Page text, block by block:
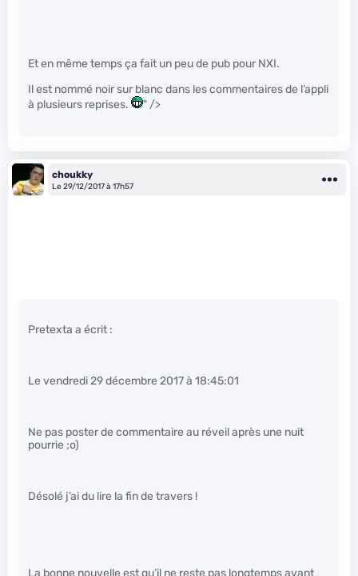
Et en même temps ça fait un peu de pub pour NXI.
Il est nommé noir sur blanc dans les commentaires de l’appli
à plusieurs reprises.
" />
choukky
Le 29/12/2017 à 17h57
Pretexta a écrit :
Le vendredi 29 décembre 2017 à 18:45:01
Ne pas poster de commentaire au réveil après une nuit
pourrie ;o)
Désolé j’ai du lire la fin de travers !